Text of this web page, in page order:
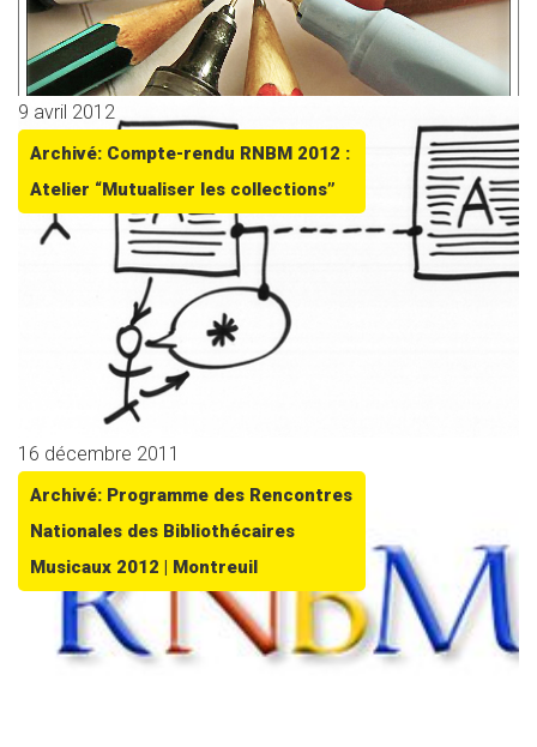
9 avril 2012
Archivé: Compte-rendu RNBM 2012 :
Atelier “Mutualiser les collections”
16 décembre 2011
Archivé: Programme des Rencontres
Nationales des Bibliothécaires
Musicaux 2012 | Montreuil